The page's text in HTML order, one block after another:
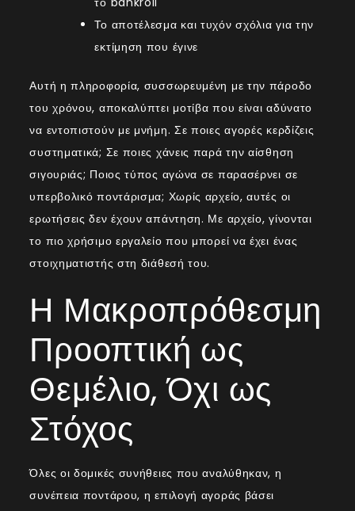
Το αποτέλεσμα και τυχόν σχόλια για την
εκτίμηση που έγινε
Αυτή η πληροφορία, συσσωρευμένη με την πάροδο
του χρόνου, αποκαλύπτει μοτίβα που είναι αδύνατο
να εντοπιστούν με μνήμη. Σε ποιες αγορές κερδίζεις
συστηματικά; Σε ποιες χάνεις παρά την αίσθηση
σιγουριάς; Ποιος τύπος αγώνα σε παρασέρνει σε
υπερβολικό ποντάρισμα; Χωρίς αρχείο, αυτές οι
ερωτήσεις δεν έχουν απάντηση. Με αρχείο, γίνονται
το πιο χρήσιμο εργαλείο που μπορεί να έχει ένας
στοιχηματιστής στη διάθεσή του.
Η Μακροπρόθεσμη
Προοπτική ως
Θεμέλιο, Όχι ως
Στόχος
Όλες οι δομικές συνήθειες που αναλύθηκαν, η
συνέπεια ποντάρου, η επιλογή αγοράς βάσει